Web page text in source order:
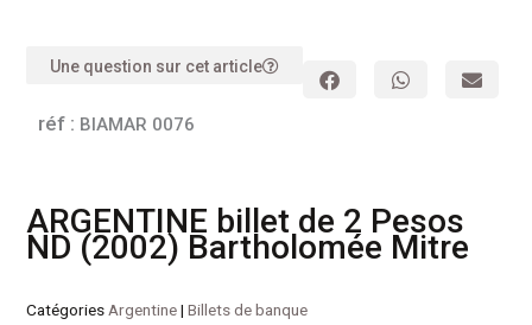
Une question sur cet article
réf : BIAMAR 0076
ARGENTINE billet de 2 Pesos
ND (2002) Bartholomée Mitre
Catégories Argentine|Billets de banque